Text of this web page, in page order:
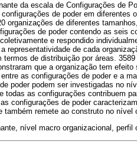
da escala de Configurações de
de poder em diferentes
organizações de diferentes
de poder contendo as seis
e respondido
representatividade de cada
de distribuição por áreas.
que a organização tem efeito
as configurações de poder e a
poder podem ser investigadas no
as configurações contribuem
configurações de poder
remete ao construto no nível
nível macro organizacional, perfil